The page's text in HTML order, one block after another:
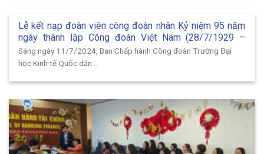
Lễ kết nạp đoàn viên công đoàn nhân Kỷ niệm 95 năm
ngày thành lập Công đoàn Việt Nam (28/7/1929 –
28/7/2024)
Sáng ngày 11/7/2024, Ban Chấp hành Công đoàn Trường Đại
học Kinh tế Quốc dân...